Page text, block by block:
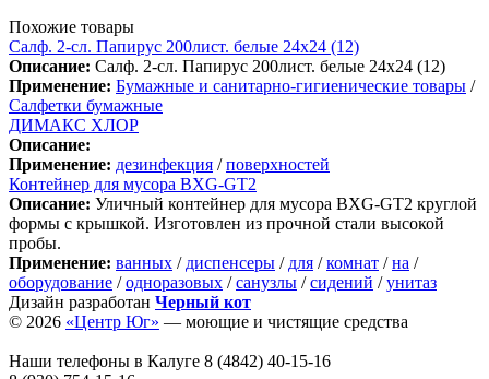
Похожие товары
Салф. 2-сл. Папирус 200лист. белые 24х24 (12)
Описание: Салф. 2-сл. Папирус 200лист. белые 24х24 (12)
Применение: Бумажные и санитарно-гигиенические товары /
Салфетки бумажные
ДИМАКС ХЛОР
Описание:
Применение: дезинфекция /поверхностей
Контейнер для мусора BXG-GT2
Описание: Уличный контейнер для мусора BXG-GT2 круглой
формы с крышкой. Изготовлен из прочной стали высокой
пробы.
Применение: ванных / диспенсеры / для /комнат /на /
оборудование /одноразовых /санузлы /сидений /унитаз
Дизайн разработан Черный кот
© 2026 «Центр Юг» — моющие и чистящие средства
Наши телефоны в Калуге 8 (4842) 40-15-16